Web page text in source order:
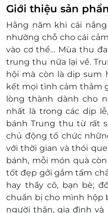
Lưu ý: Trong thời
khách vui lòng liên
lấy bánh
Một khách hàng
Phiếu không có giá
không trả lại tiền thừa.
Không áp dụng
khuyến mại khác
Giá đã bao gồm VAT.
Giới thiệu sản
Hằng năm khi cái
nhường chỗ cho cái
vào cơ thể… Mùa thu
trung thu nữa lại về.
hội mà còn là dịp sum
kết mọi tình cảm thâm
lòng thành dành cho
nhất là trong các dịp
bánh Trung thu từ rất
chủ động tổ chức
với thời gian và thói
bánh, mỗi món quà
tốt đẹp gởi gắm tấm
hay thầy cô, bạn bè;
chuẩn bị cho mình hộp
người thân, gia đình